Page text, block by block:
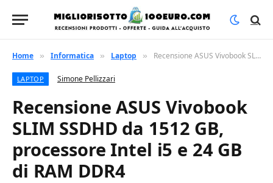
Home » Informatica » Laptop » Recensione ASUS Vivobook SLIM SSDHD da 1512 GB, processore Intel i5 e 24 GB di RAM DDR4
LAPTOP Simone Pellizzari
Recensione ASUS Vivobook
SLIM SSDHD da 1512 GB,
processore Intel i5 e 24 GB
di RAM DDR4